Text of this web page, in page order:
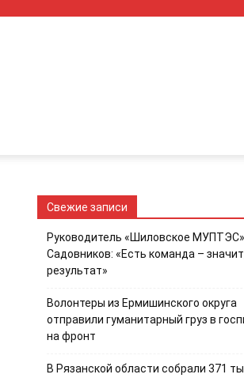
Свежие записи
Руководитель «Шиловское
Садовников: «Есть команда –
результат»
Волонтеры из Ермишинского округа
отправили гуманитарный груз в
на фронт
В Рязанской области собрали 371